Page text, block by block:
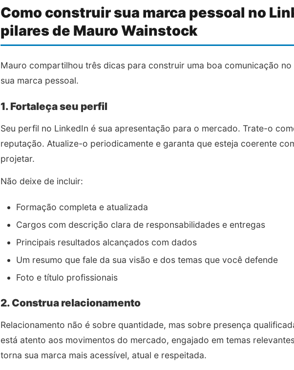
Como construir sua marca pessoal no
pilares de Mauro Wainstock
Mauro compartilhou três dicas para construir uma boa comunicação
sua marca pessoal.
1. Fortaleça seu perfil
Seu perfil no LinkedIn é sua apresentação para o mercado. Trate-o
reputação. Atualize-o periodicamente e garanta que esteja coerente
projetar.
Não deixe de incluir:
Formação completa e atualizada
Cargos com descrição clara de responsabilidades e entregas
Principais resultados alcançados com dados
Um resumo que fale da sua visão e dos temas que você defende
Foto e título profissionais
2. Construa relacionamento
Relacionamento não é sobre quantidade, mas sobre presença
está atento aos movimentos do mercado, engajado em temas
torna sua marca mais acessível, atual e respeitada.